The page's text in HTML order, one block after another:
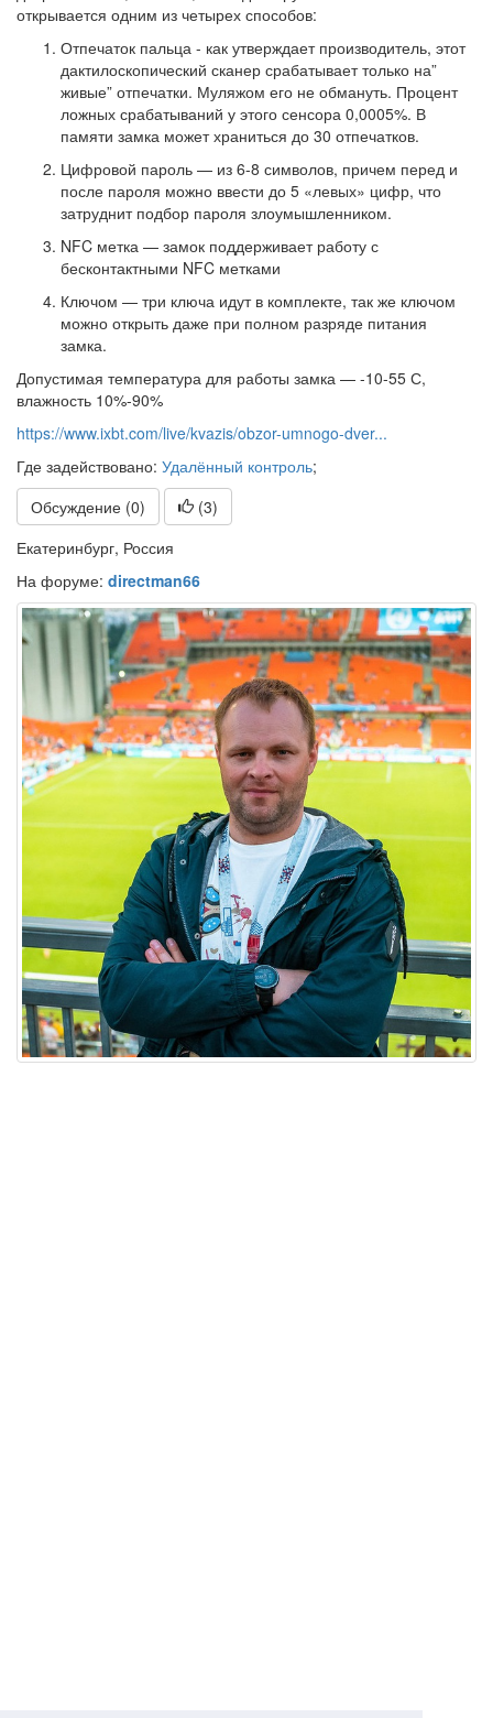
открывается одним из четырех способов:
Отпечаток пальца - как утверждает производитель, этот
дактилоскопический сканер срабатывает только на”
живые” отпечатки. Муляжом его не обмануть. Процент
ложных срабатываний у этого сенсора 0,0005%. В
памяти замка может храниться до 30 отпечатков.
Цифровой пароль — из 6-8 символов, причем перед и
после пароля можно ввести до 5 «левых» цифр, что
затруднит подбор пароля злоумышленником.
NFC метка — замок поддерживает работу с
бесконтактными NFC метками
Ключом — три ключа идут в комплекте, так же ключом
можно открыть даже при полном разряде питания
замка.
Допустимая температура для работы замка — -10-55 С,
влажность 10%-90%
https://www.ixbt.com/live/kvazis/obzor-umnogo-dver...
Где задействовано: Удалённый контроль;
Обсуждение (0)
(3)
Екатеринбург, Россия
На форуме: directman66